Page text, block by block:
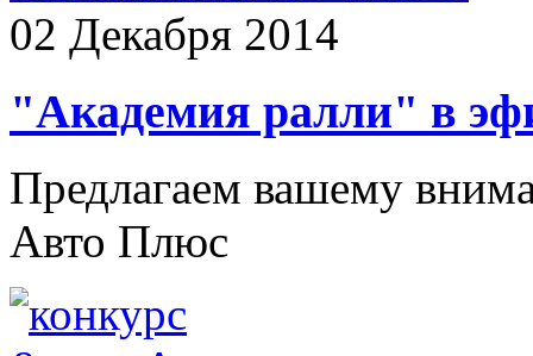
02 Декабря 2014
"Академия ралли" в
Предлагаем вашему
Авто Плюс